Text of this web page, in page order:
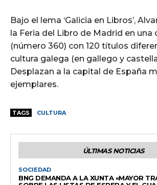
Bajo el lema ‘Galicia en Libros’,
la Feria del Libro de Madrid en una
(número 360) con 120 títulos
cultura galega (en gallego y
Desplazan a la capital de España
ejemplares.
TAGS CULTURA
ÚLTIMAS NOTICIAS
SOCIEDAD
BNG DEMANDA A LA XUNTA «MAYOR